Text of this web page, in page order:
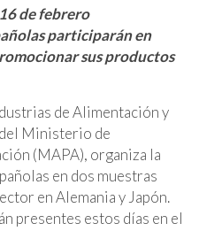
de febrero
participarán en
sus productos
de Alimentación y
Ministerio de
(MAPA), organiza la
en dos muestras
en Alemania y Japón.
presentes estos días en el